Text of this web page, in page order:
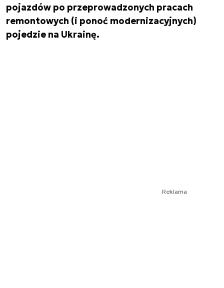
pojazdów po przeprowadzonych pracach
remontowych (i ponoć modernizacyjnych)
pojedzie na Ukrainę.
Reklama